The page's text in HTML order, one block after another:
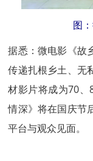
图
据悉：微电影《故
传递扎根乡土、无
材影片将成为70
情深》将在国庆节
平台与观众见面。